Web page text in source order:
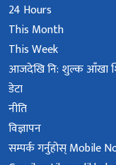
24 Hours
This Month
This Week
आजदेखि नि: शुल्क आँखा
डेटा
नीति
विज्ञापन
सम्पर्क गर्नुहोस् Mobile